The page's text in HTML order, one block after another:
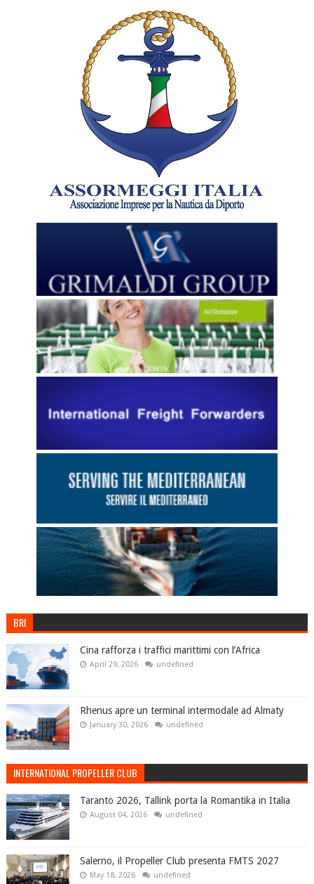
BRI
Cina rafforza i traffici marittimi con l’Africa
April 29, 2026 undefined
Rhenus apre un terminal intermodale ad Almaty
January 30, 2026 undefined
INTERNATIONAL PROPELLER CLUB
Taranto 2026, Tallink porta la Romantika in Italia
August 04, 2026 undefined
Salerno, il Propeller Club presenta FMTS 2027
May 18, 2026 undefined